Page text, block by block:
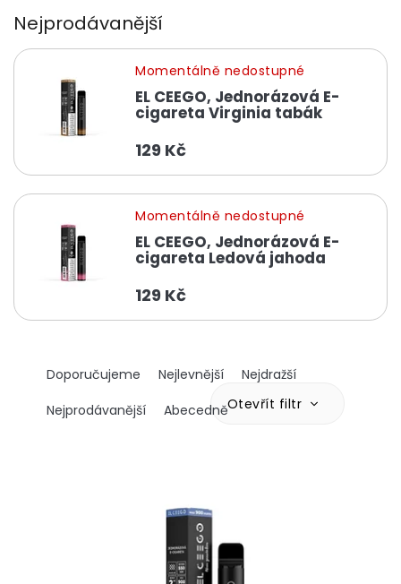
Nejprodávanější
EL CEEGO, Jednorázová E-
cigareta Virginia tabák
Momentálně nedostupné
129 Kč
EL CEEGO, Jednorázová E-
cigareta Ledová jahoda
Momentálně nedostupné
129 Kč
Ř
aDoporučujeme Nejlevnější
Nejdražší
Nejprodávanější
AbecedněOtevřít filtr